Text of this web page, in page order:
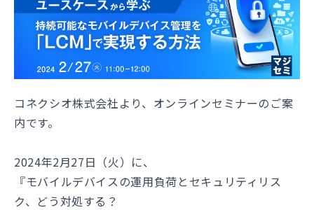
コネクシオ株式会社より、オンラインセミナーのご案
内です。
2024年2月27日（火）に、
『モバイルデバイスの運用負荷とセキュリティリス
ク、どう対処する？